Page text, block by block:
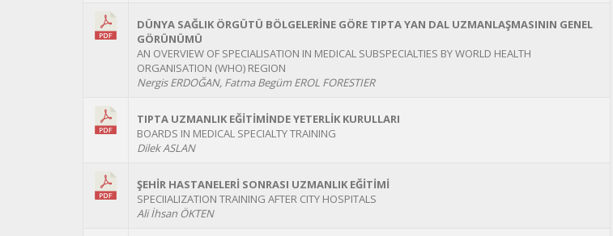
DÜNYA SAĞLIK ÖRGÜTÜ BÖLGELERİNE GÖRE TIPTA YAN DAL UZMANLAŞMASININ GENEL
GÖRÜNÜMÜ
AN OVERVIEW OF SPECIALISATION IN MEDICAL SUBSPECIALTIES BY WORLD HEALTH
ORGANISATION (WHO) REGION
Nergis ERDOĞAN, Fatma Begüm EROL FORESTIER
TIPTA UZMANLIK EĞİTİMİNDE YETERLİK KURULLARI
BOARDS IN MEDICAL SPECIALTY TRAINING
Dilek ASLAN
ŞEHİR HASTANELERİ SONRASI UZMANLIK EĞİTİMİ
SPECIIALIZATION TRAINING AFTER CITY HOSPITALS
Ali İhsan ÖKTEN